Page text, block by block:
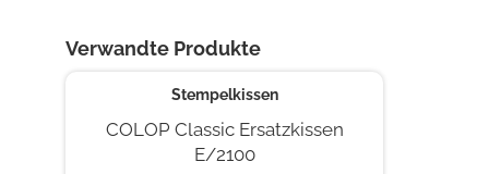
Bildgalerie
Verwandte Produkte
Stempelkissen
COLOP Classic Ersatzkissen
E/2100